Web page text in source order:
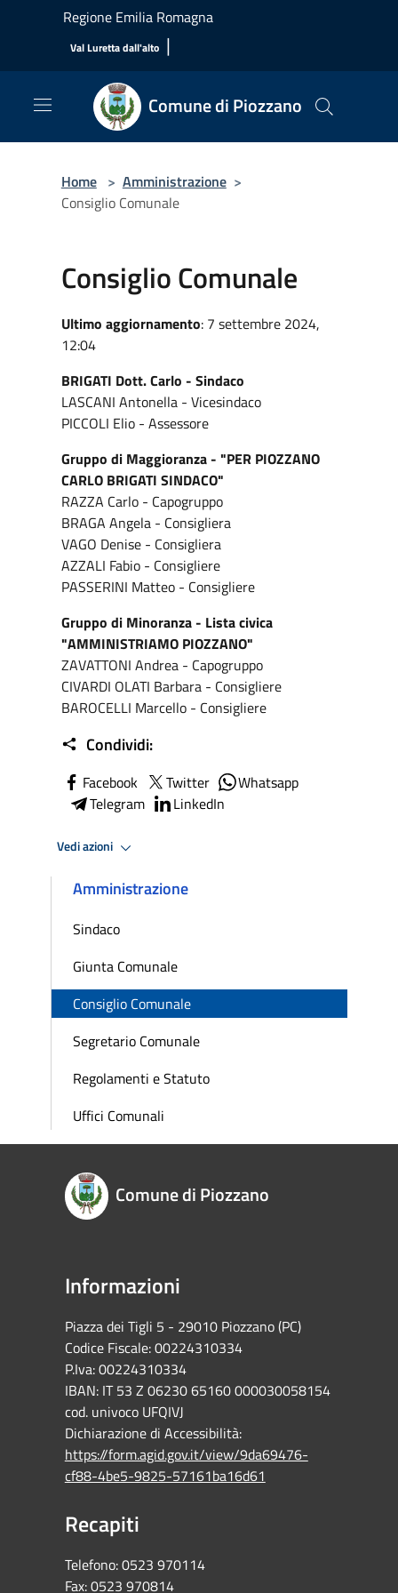
Salta al contenuto principale
Regione Emilia Romagna
Val Luretta dall'alto |
Comune di Piozzano
Home > Amministrazione >
Consiglio Comunale
Consiglio Comunale
Ultimo aggiornamento: 7 settembre 2024,
12:04
BRIGATI Dott. Carlo - Sindaco
LASCANI Antonella - Vicesindaco
PICCOLI Elio - Assessore
Gruppo di Maggioranza - "PER PIOZZANO
CARLO BRIGATI SINDACO"
RAZZA Carlo - Capogruppo
BRAGA Angela - Consigliera
VAGO Denise - Consigliera
AZZALI Fabio - Consigliere
PASSERINI Matteo - Consigliere
Gruppo di Minoranza - Lista civica
"AMMINISTRIAMO PIOZZANO"
ZAVATTONI Andrea - Capogruppo
CIVARDI OLATI Barbara - Consigliere
BAROCELLI Marcello - Consigliere
Condividi:
Facebook Twitter
Whatsapp
Telegram
LinkedIn
Vedi azioni
Amministrazione
Sindaco
Giunta Comunale
Consiglio Comunale
Segretario Comunale
Regolamenti e Statuto
Uffici Comunali
Comune di Piozzano
Informazioni
Piazza dei Tigli 5 - 29010 Piozzano (PC)
Codice Fiscale: 00224310334
P.Iva: 00224310334
IBAN: IT 53 Z 06230 65160 000030058154
cod. univoco UFQIVJ
Dichiarazione di Accessibilità:
https://form.agid.gov.it/view/9da69476-
cf88-4be5-9825-57161ba16d61
Recapiti
Telefono:0523 970114
Fax:0523 970814